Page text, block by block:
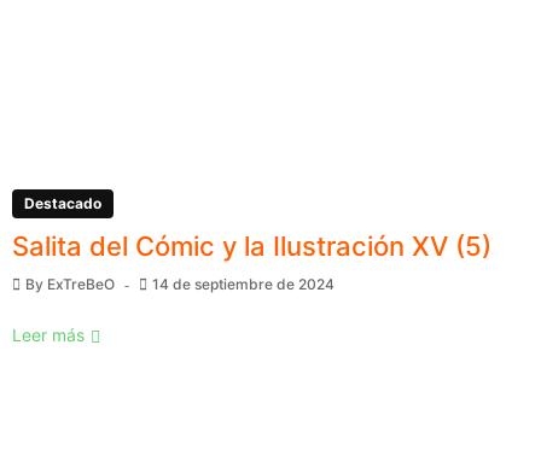
Destacado
Salita del Cómic y la Ilustración XV (5)
By ExTreBeO 14 de septiembre de 2024
Leer más